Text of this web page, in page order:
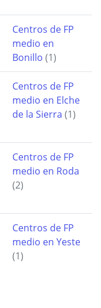
Centros de FP
medio en
Bonillo (1)
Centros de FP
medio en Elche
de la Sierra (1)
Centros de FP
medio en Roda
(2)
Centros de FP
medio en Yeste
(1)